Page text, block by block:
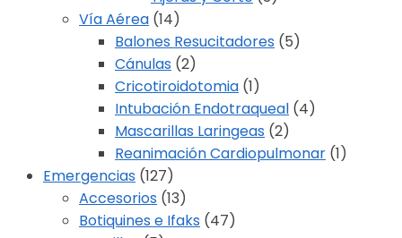
Vía Aérea (14)
Balones Resucitadores (5)
Cánulas (2)
Cricotiroidotomia (1)
Intubación Endotraqueal (4)
Mascarillas Laringeas (2)
Reanimación Cardiopulmonar (1)
Emergencias (127)
Accesorios (13)
Botiquines e Ifaks (47)